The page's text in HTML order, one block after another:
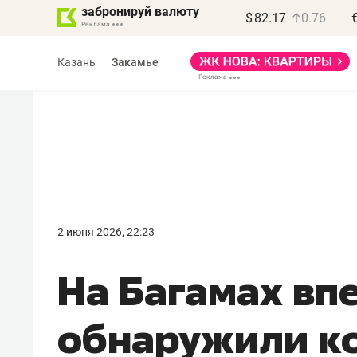
забронируй валюту $ 82.17 0.76
Казань Закамье
2 июня 2026, 22:23
На Багамах
обнаружили
правил, бизнес может
потерять минимум